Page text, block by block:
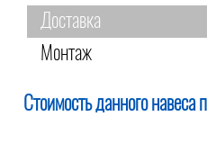
Доставка
Монтаж
Стоимость данного навеса